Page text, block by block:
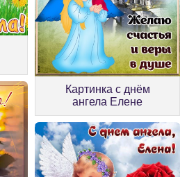
Картинка с днём
ангела Елене